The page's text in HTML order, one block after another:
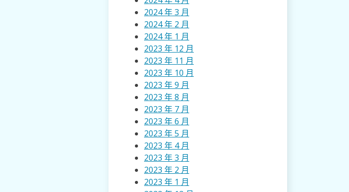
2024 年 3 月
2024 年 2 月
2024 年 1 月
2023 年 12 月
2023 年 11 月
2023 年 10 月
2023 年 9 月
2023 年 8 月
2023 年 7 月
2023 年 6 月
2023 年 5 月
2023 年 4 月
2023 年 3 月
2023 年 2 月
2023 年 1 月